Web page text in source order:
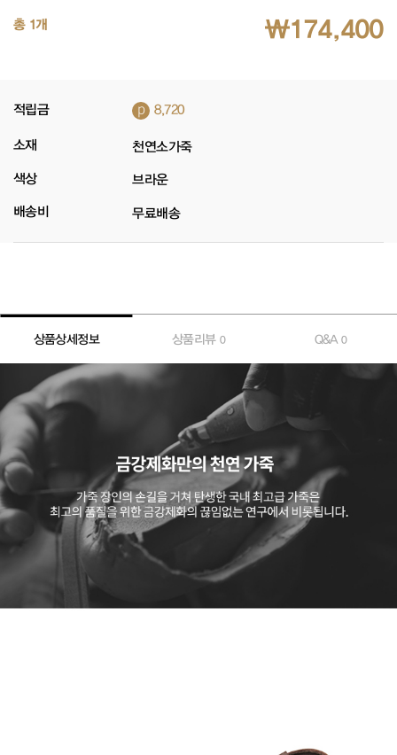
총 1개 ₩174,400
적립금 p 8,720
소재 천연소가죽
색상 브라운
배송비 무료배송
상품상세정보 상품리뷰 0 Q&A0